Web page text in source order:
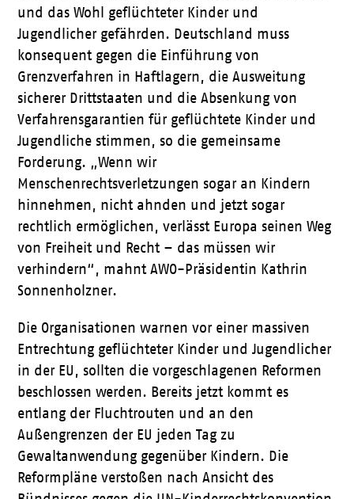
und das Wohl geflüchteter Kinder und
Jugendlicher gefährden. Deutschland muss
konsequent gegen die Einführung von
Grenzverfahren in Haftlagern, die Ausweitung
sicherer Drittstaaten und die Absenkung von
Verfahrensgarantien für geflüchtete Kinder und
Jugendliche stimmen, so die gemeinsame
Forderung. „Wenn wir
Menschenrechtsverletzungen sogar an Kindern
hinnehmen, nicht ahnden und jetzt sogar
rechtlich ermöglichen, verlässt Europa seinen Weg
von Freiheit und Recht – das müssen wir
verhindern“, mahnt AWO-Präsidentin Kathrin
Sonnenholzner.
Die Organisationen warnen vor einer massiven
Entrechtung geflüchteter Kinder und Jugendlicher
in der EU, sollten die vorgeschlagenen Reformen
beschlossen werden. Bereits jetzt kommt es
entlang der Fluchtrouten und an den
Außengrenzen der EU jeden Tag zu
Gewaltanwendung gegenüber Kindern. Die
Reformpläne verstoßen nach Ansicht des